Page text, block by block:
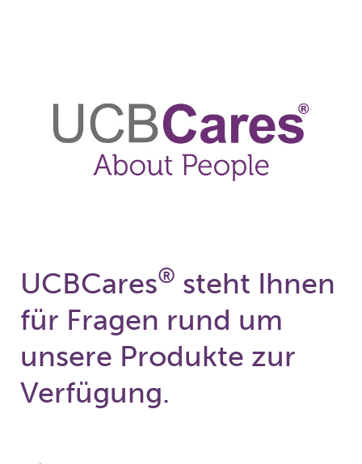
UCBCares® steht Ihnen
für Fragen rund um
unsere Produkte zur
Verfügung.